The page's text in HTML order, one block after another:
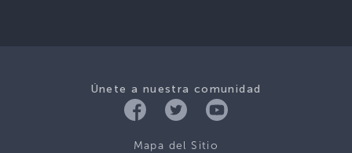
Únete a nuestra comunidad
Mapa del Sitio